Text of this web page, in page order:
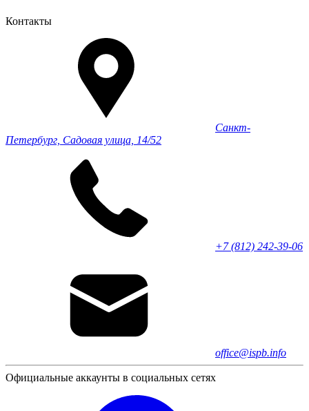
Контакты
Санкт-
Петербург, Садовая улица, 14/52
+7 (812) 242-39-06
office@ispb.info
Официальные аккаунты в социальных сетях